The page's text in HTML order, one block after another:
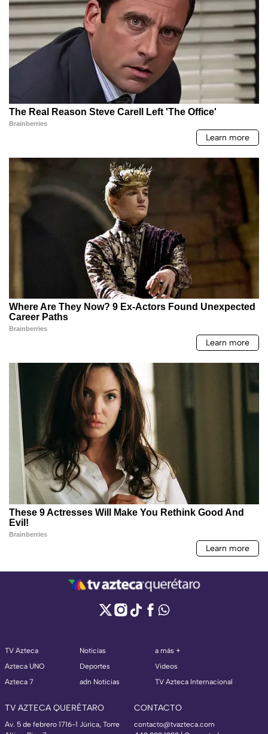
TV Azteca
Azteca UNO
Azteca 7
Noticias
Deportes
adn Noticias
a más +
Videos
TV Azteca Internacional
TV AZTECA QUERÉTARO
Av. 5 de febrero 1716-1 Júrica, Torre
CONTACTO
contacto@tvazteca.com